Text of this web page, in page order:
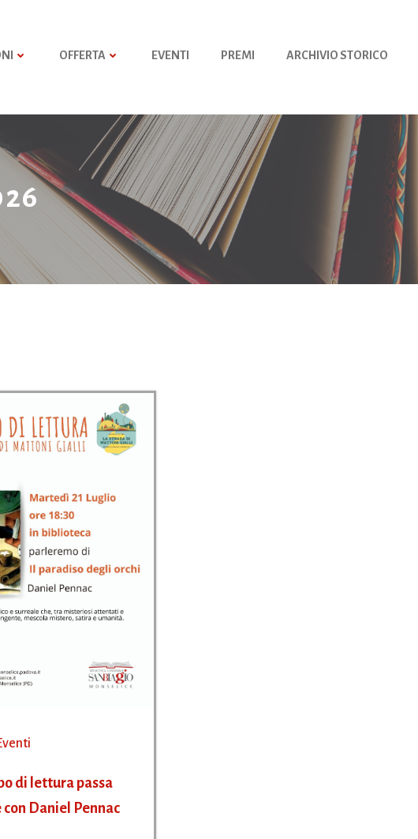
OFFERTA EVENTI PREMI ARCHIVIO STORICO
di lettura passa
con Daniel Pennac